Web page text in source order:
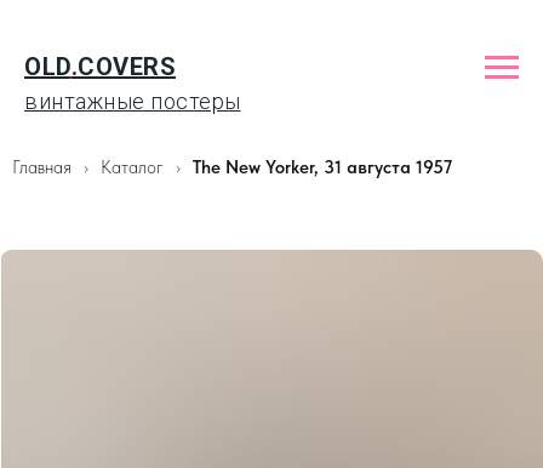
OLD.COVERS
винтажные постеры
Главная Каталог The New Yorker, 31 августа 1957